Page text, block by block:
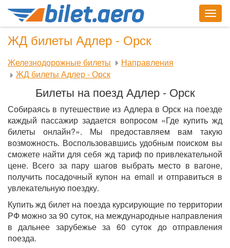
ЖД билеты Адлер - Орск
Железнодорожные билеты
Направления
ЖД билеты Адлер - Орск
Билеты на поезд Адлер - Орск
Собираясь в путешествие из Адлера в Орск на поезде
каждый пассажир задается вопросом «Где купить жд
билеты онлайн?». Мы предоставляем вам такую
возможность. Воспользовавшись удобным поиском вы
сможете найти для себя жд тариф по привлекательной
цене. Всего за пару шагов выбрать место в вагоне,
получить посадочный купон на email и отправиться в
увлекательную поездку.
Купить жд билет на поезда курсирующие по территории
РФ можно за 90 суток, на международные направления
в дальнее зарубежье за 60 суток до отправления
поезда.